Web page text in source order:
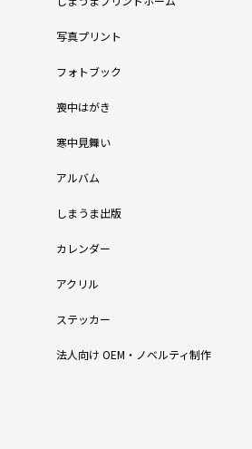
写真プリント
フォトブック
喪中はがき
寒中見舞い
アルバム
しまうま出版
カレンダー
アクリル
ステッカー
法人向け OEM・ノベルティ制作